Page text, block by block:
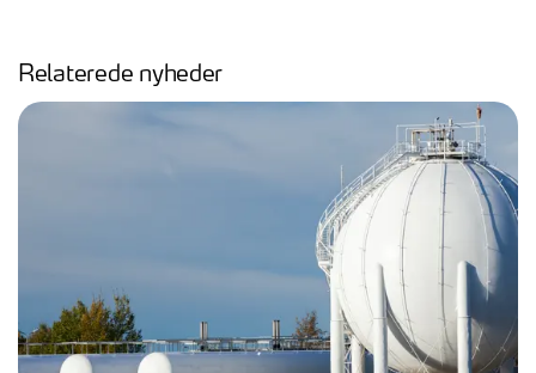
Relaterede nyheder